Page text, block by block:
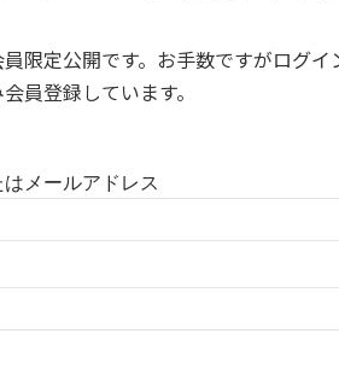
限定公開です。お手数ですがログイ
員登録しています。
メールアドレス